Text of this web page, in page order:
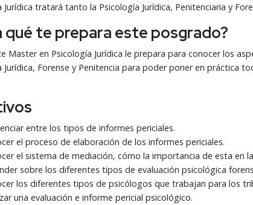
Jurídica tratará tanto la Psicología Jurídica, Penitenciaria y
qué te prepara este posgrado?
Master en Psicología Jurídica le prepara para conocer los
Jurídica, Forense y Penitencia para poder poner en práctica
entre los tipos de informes periciales.
el proceso de elaboración de los informes periciales.
el sistema de mediación, cómo la importancia de esta en
sobre los diferentes tipos de evaluación psicológica
los diferentes tipos de psicólogos que trabajan para los
una evaluación e informe pericial psicológico.